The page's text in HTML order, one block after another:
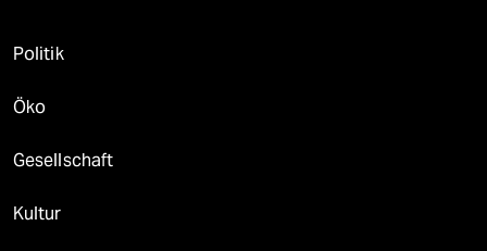
Politik
Öko
Gesellschaft
Kultur